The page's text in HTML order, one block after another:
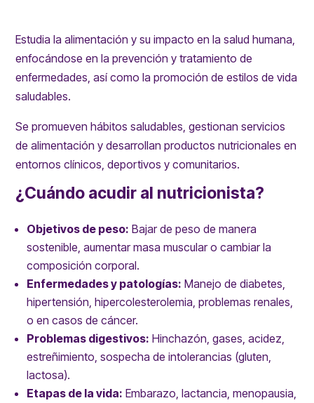
Estudia la alimentación y su impacto en la salud humana,
enfocándose en la prevención y tratamiento de
enfermedades, así como la promoción de estilos de vida
saludables.
Sepromueven hábitos saludables, gestionan servicios
de alimentación y desarrollan productos nutricionales en
entornos clínicos, deportivos y comunitarios.
¿Cuándo acudir al nutricionista?
Objetivos de peso: Bajar de peso de manera
sostenible, aumentar masa muscular o cambiar la
composición corporal.
Enfermedades y patologías: Manejo de diabetes,
hipertensión, hipercolesterolemia, problemas renales,
o en casos de cáncer.
Problemas digestivos: Hinchazón, gases, acidez,
estreñimiento, sospecha de intolerancias (gluten,
lactosa).
Etapas de la vida: Embarazo, lactancia, menopausia,